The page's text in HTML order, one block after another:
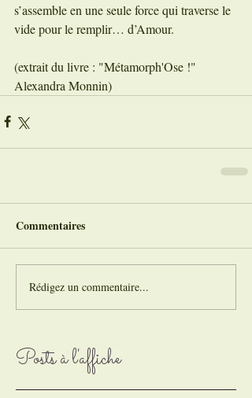
s’assemble en une seule force qui traverse le
vide pour le remplir… d’Amour.
(extrait du livre : "Métamorph'Ose !"
Alexandra Monnin)
Commentaires
Rédigez un commentaire...
Posts à l'affiche